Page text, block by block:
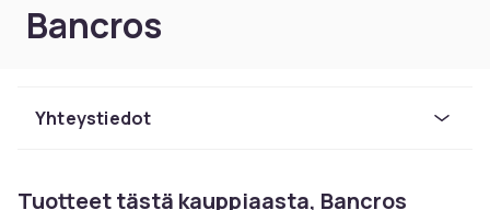
Bancros
Yhteystiedot
Tuotteet tästä kauppiaasta, Bancros